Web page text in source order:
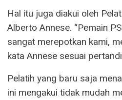
Hal itu juga diakui oleh
Alberto Annese. “Pemain
sangat merepotkan kami,
kata Annese sesuai
Pelatih yang baru saja
ini mengakui tidak mudah